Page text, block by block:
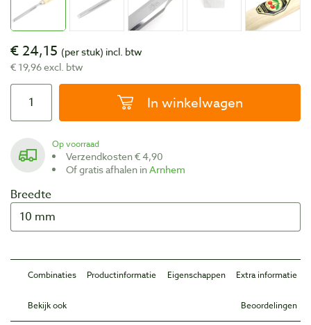
€ 24,15 (per stuk) incl. btw
€ 19,96 excl. btw
In winkelwagen
Op voorraad
Verzendkosten € 4,90
Of gratis afhalen inArnhem
Breedte
Combinaties Productinformatie Eigenschappen Extra informatie
Bekijk ook Beoordelingen